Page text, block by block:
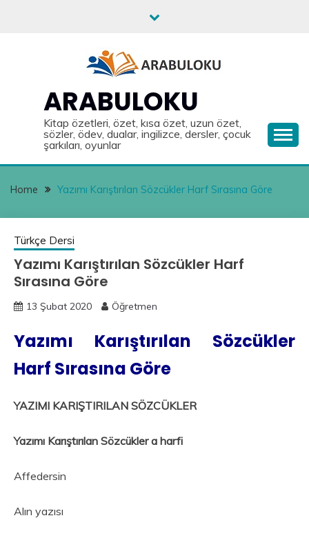
ARABULOKU
Kitap özetleri, özet, kısa özet, uzun özet,
sözler, ödev, dualar, ingilizce, dersler, çocuk
şarkıları, oyunlar
Home Yazımı Karıştırılan Sözcükler Harf Sırasına Göre
Türkçe Dersi
Yazımı Karıştırılan Sözcükler Harf
Sırasına Göre
13 Şubat 2020 Öğretmen
Yazımı Karıştırılan Sözcükler
Harf Sırasına Göre
YAZIMI KARIŞTIRILAN SÖZCÜKLER
Yazımı Karıştırılan Sözcükler a harfi
Affedersin
Alın yazısı